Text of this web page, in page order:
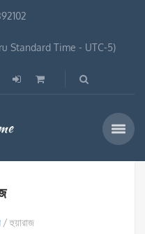
Standard Time - UTC-5)
হুয়ারাজ